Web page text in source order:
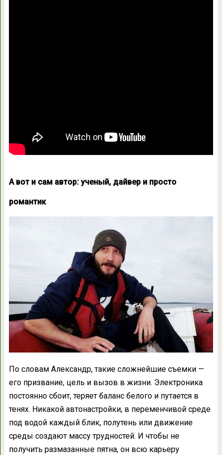
А вот и сам автор: ученый, дайвер и просто
романтик
По словам Александр, такие сложнейшие съемки —
его призвание, цель и вызов в жизни. Электроника
постоянно сбоит, теряет баланс белого и путается в
тенях. Никакой автонастройки, в переменчивой среде
под водой каждый блик, полутень или движение
среды создают массу трудностей. И чтобы не
получить размазанные пятна, он всю карьеру